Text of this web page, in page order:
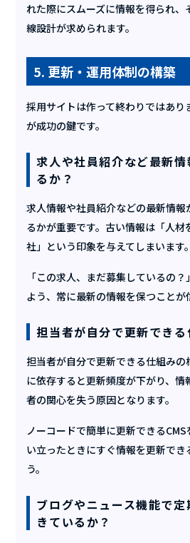
れた際にスムーズに情報を得られ
線設計が求められます。
5. 更新・運用体制の構築
採用サイトは作って終わりではあり
が成功の鍵です。
求人や社員紹介など最新
るか？
求人情報や社員紹介などの最新情
るかが重要です。古い情報は「人
社」という印象を与えてしまいます。
「この求人、まだ募集しているの
よう、常に最新の情報を保つことが
担当者が自分で更新できる
担当者が自分で更新できる仕組み
に依存すると更新頻度が下がり、
者の関心を失う原因となります。
ノーコードで簡単に更新できる
い立ったときにすぐ情報を更新でき
う。
ブログやニュース機能で
きているか？